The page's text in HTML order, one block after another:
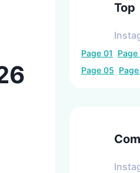
Top
Page 01
Page
Page 05